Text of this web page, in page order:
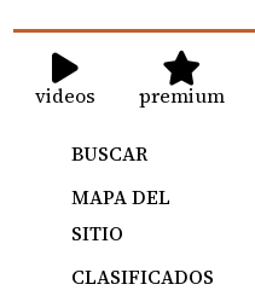
videos premium
BUSCAR
MAPA DEL
SITIO
CLASIFICADOS